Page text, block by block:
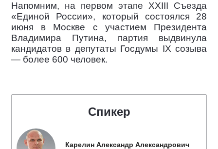
Напомним, на первом этапе XXIII Съезда
«Единой России», который состоялся 28
июня в Москве с участием Президента
Владимира Путина, партия выдвинула
кандидатов в депутаты Госдумы IX созыва
— более 600 человек.
Спикер
Карелин Александр Александрович